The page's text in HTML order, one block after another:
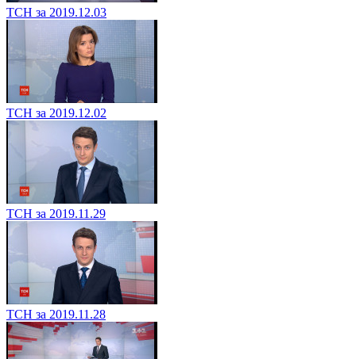
ТСН за 2019.12.03
ТСН за 2019.12.02
ТСН за 2019.11.29
ТСН за 2019.11.28